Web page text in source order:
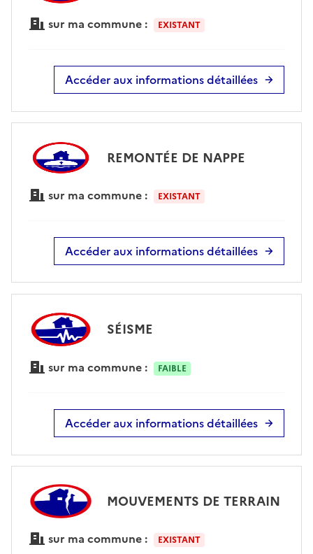
sur ma commune : EXISTANT
Accéder aux informations détaillées
REMONTÉE DE NAPPE
sur ma commune : EXISTANT
Accéder aux informations détaillées
SÉISME
sur ma commune : FAIBLE
Accéder aux informations détaillées
MOUVEMENTS DE TERRAIN
sur ma commune : EXISTANT